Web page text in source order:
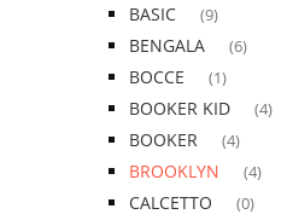
BASIC (9)
BENGALA (6)
BOCCE (1)
BOOKER KID (4)
BOOKER (4)
BROOKLYN (4)
CALCETTO (0)